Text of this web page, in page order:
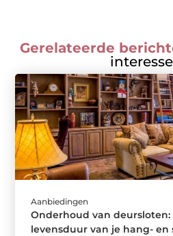
Gerelateerde
Aanbiedingen
Onderhoud van deursloten:
levensduur van je hang-